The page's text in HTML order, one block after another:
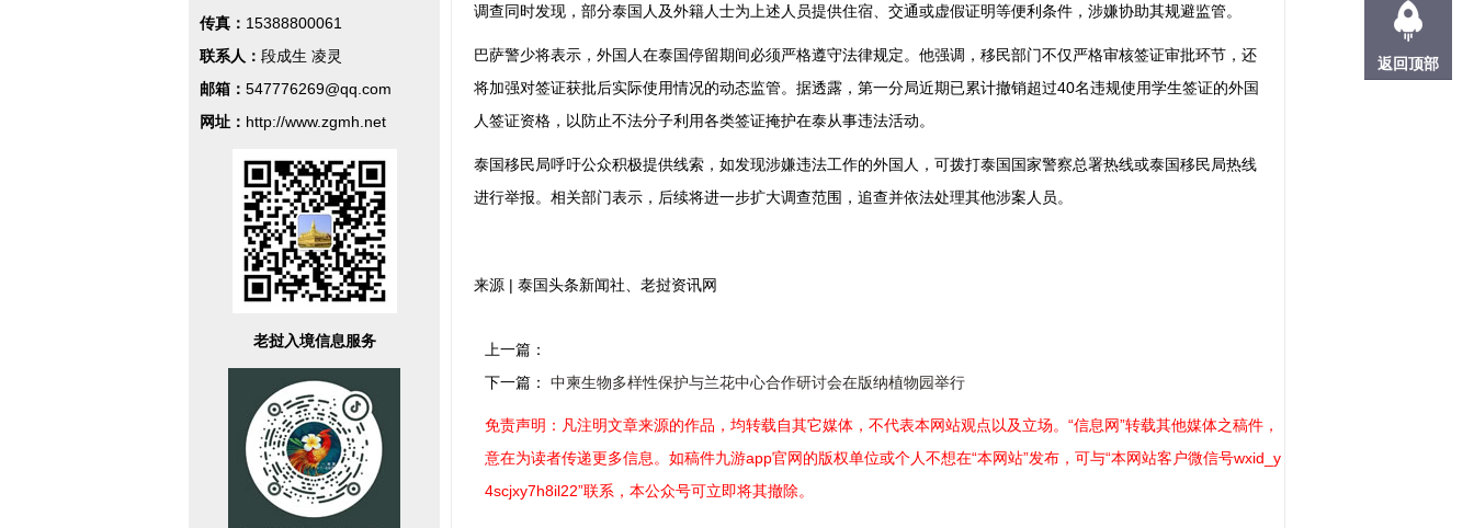
传真： 15388800061
联系人： 段成生 凌灵
邮箱： 547776269@qq.com
网址： http://www.zgmh.net
老挝入境信息服务
调查同时发现，部分泰国人及外籍人士为上述人员提供住宿、交通或虚假证明等便利条件，涉嫌协助其规避监管。
巴萨警少将表示，外国人在泰国停留期间必须严格遵守法律规定。他强调，移民部门不仅严格审核签证审批环节，还
将加强对签证获批后实际使用情况的动态监管。据透露，第一分局近期已累计撤销超过40名违规使用学生签证的外国
人签证资格，以防止不法分子利用各类签证掩护在泰从事违法活动。
泰国移民局呼吁公众积极提供线索，如发现涉嫌违法工作的外国人，可拨打泰国国家警察总署热线或泰国移民局热线
进行举报。相关部门表示，后续将进一步扩大调查范围，追查并依法处理其他涉案人员。
来源 | 泰国头条新闻社、老挝资讯网
上一篇：
下一篇： 中柬生物多样性保护与兰花中心合作研讨会在版纳植物园举行
免责声明：凡注明文章来源的作品，均转载自其它媒体，不代表本网站观点以及立场。“信息网”转载其他媒体之稿件，
意在为读者传递更多信息。如稿件九游app官网的版权单位或个人不想在“本网站”发布，可与“本网站客户微信号wxid_y
4scjxy7h8il22”联系，本公众号可立即将其撤除。
返回顶部